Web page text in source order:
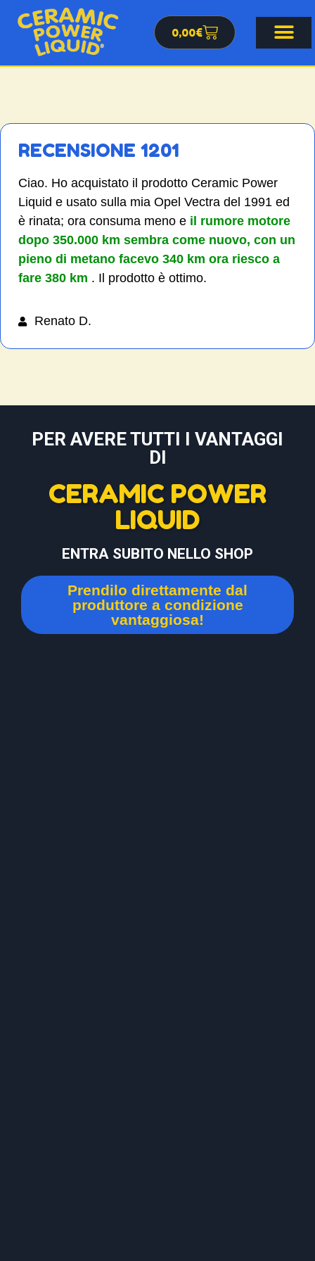
0,00€
RECENSIONE 1201
Ciao. Ho acquistato il prodotto Ceramic Power
Liquid e usato sulla mia Opel Vectra del 1991 ed
è rinata; ora consuma meno e il rumore motore
dopo 350.000 km sembra come nuovo, con un
pieno di metano facevo 340 km ora riesco a
fare 380 km . Il prodotto è ottimo.
Renato D.
PER AVERE TUTTI I VANTAGGI
DI
CERAMIC POWER
LIQUID
ENTRA SUBITO NELLO SHOP
Prendilo direttamente dal
produttore a condizione
vantaggiosa!